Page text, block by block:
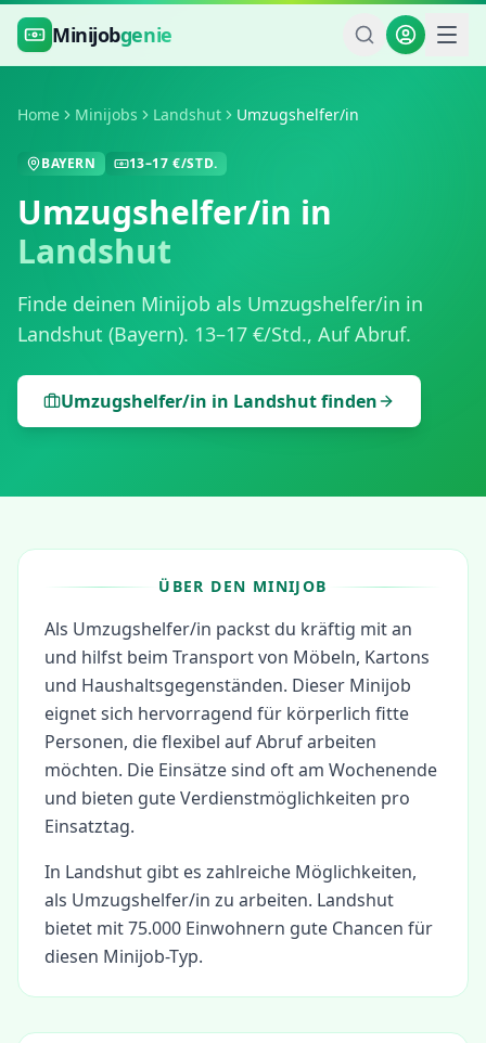
Zum Hauptinhalt springen
Minijobgenie
Home Minijobs Landshut Umzugshelfer/in
BAYERN 13–17 €/STD.
Umzugshelfer/in in
Landshut
Finde deinen Minijob als Umzugshelfer/in in
Landshut (Bayern). 13–17 €/Std., Auf Abruf.
Umzugshelfer/in in Landshutfinden
ÜBER DEN MINIJOB
Als Umzugshelfer/in packst du kräftig mit an
und hilfst beim Transport von Möbeln, Kartons
und Haushaltsgegenständen. Dieser Minijob
eignet sich hervorragend für körperlich fitte
Personen, die flexibel auf Abruf arbeiten
möchten. Die Einsätze sind oft am Wochenende
und bieten gute Verdienstmöglichkeiten pro
Einsatztag.
In Landshut gibt es zahlreiche Möglichkeiten,
als Umzugshelfer/in zu arbeiten. Landshut
bietet mit 75.000 Einwohnern gute Chancen für
diesen Minijob-Typ.